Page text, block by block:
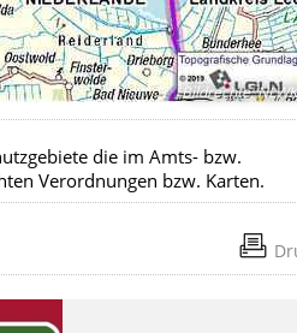
Bildrechte:
die im Amts- bzw.
Verordnungen bzw. Karten.